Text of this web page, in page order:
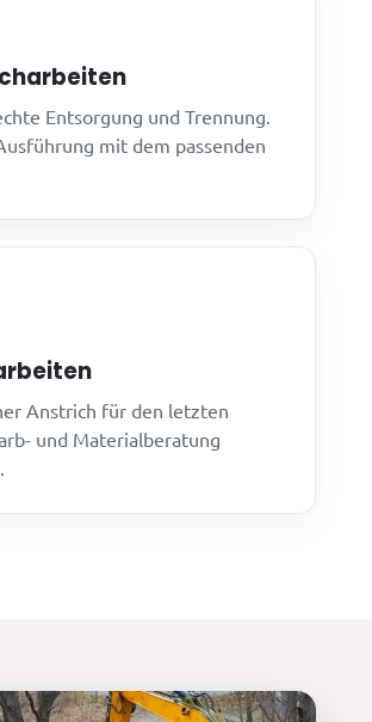
Entsorgung und Trennung.
mit dem passenden
Anstrich für den letzten
und Materialberatung